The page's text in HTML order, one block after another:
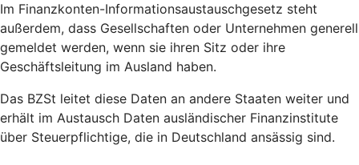
Im Finanzkonten-Informationsaustauschgesetz steht
außerdem, dass Gesellschaften oder Unternehmen generell
gemeldet werden, wenn sie ihren Sitz oder ihre
Geschäftsleitung im Ausland haben.
Das BZSt leitet diese Daten an andere Staaten weiter und
erhält im Austausch Daten ausländischer Finanzinstitute
über Steuerpflichtige, die in Deutschland ansässig sind.